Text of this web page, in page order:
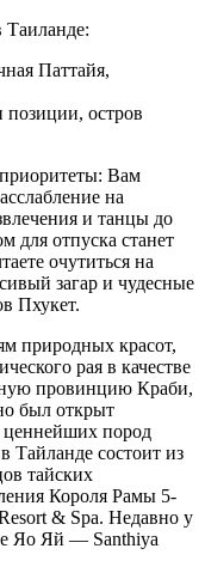
Таиланде:
Паттайя,
позиции, остров
приоритеты: Вам
на
и танцы до
для отпуска станет
очутиться на
загар и чудесные
Пхукет.
природных красот,
рая в качестве
провинцию Краби,
был открыт
пород
Тайланде состоит из
тайских
Короля Рамы 5-
& Spa. Недавно у
Яо Яй — Santhiya